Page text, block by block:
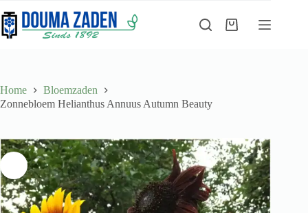
naar
de
inhoud
Winkelwagen
Home
Bloemzaden
Zonnebloem Helianthus Annuus Autumn Beauty